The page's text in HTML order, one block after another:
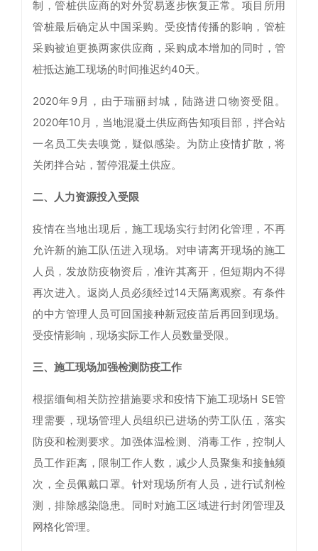
制，管桩供应商的对外贸易逐步恢复正常。项目所用
管桩最后确定从中国采购。受疫情传播的影响，管桩
采购被迫更换两家供应商，采购成本增加的同时，管
桩抵达施工现场的时间推迟约40天。
2020年9月，由于瑞丽封城，陆路进口物资受阻。
2020年10月，当地混凝土供应商告知项目部，拌合站
一名员工失去嗅觉，疑似感染。为防止疫情扩散，将
关闭拌合站，暂停混凝土供应。
二、人力资源投入受限
疫情在当地出现后，施工现场实行封闭化管理，不再
允许新的施工队伍进入现场。对申请离开现场的施工
人员，发放防疫物资后，准许其离开，但短期内不得
再次进入。返岗人员必须经过14天隔离观察。有条件
的中方管理人员可回国接种新冠疫苗后再回到现场。
受疫情影响，现场实际工作人员数量受限。
三、施工现场加强检测防疫工作
根据缅甸相关防控措施要求和疫情下施工现场H SE管
理需要，现场管理人员组织已进场的劳工队伍，落实
防疫和检测要求。加强体温检测、消毒工作，控制人
员工作距离，限制工作人数，减少人员聚集和接触频
次，全员佩戴口罩。针对现场所有人员，进行试剂检
测，排除感染隐患。同时对施工区域进行封闭管理及
网格化管理。